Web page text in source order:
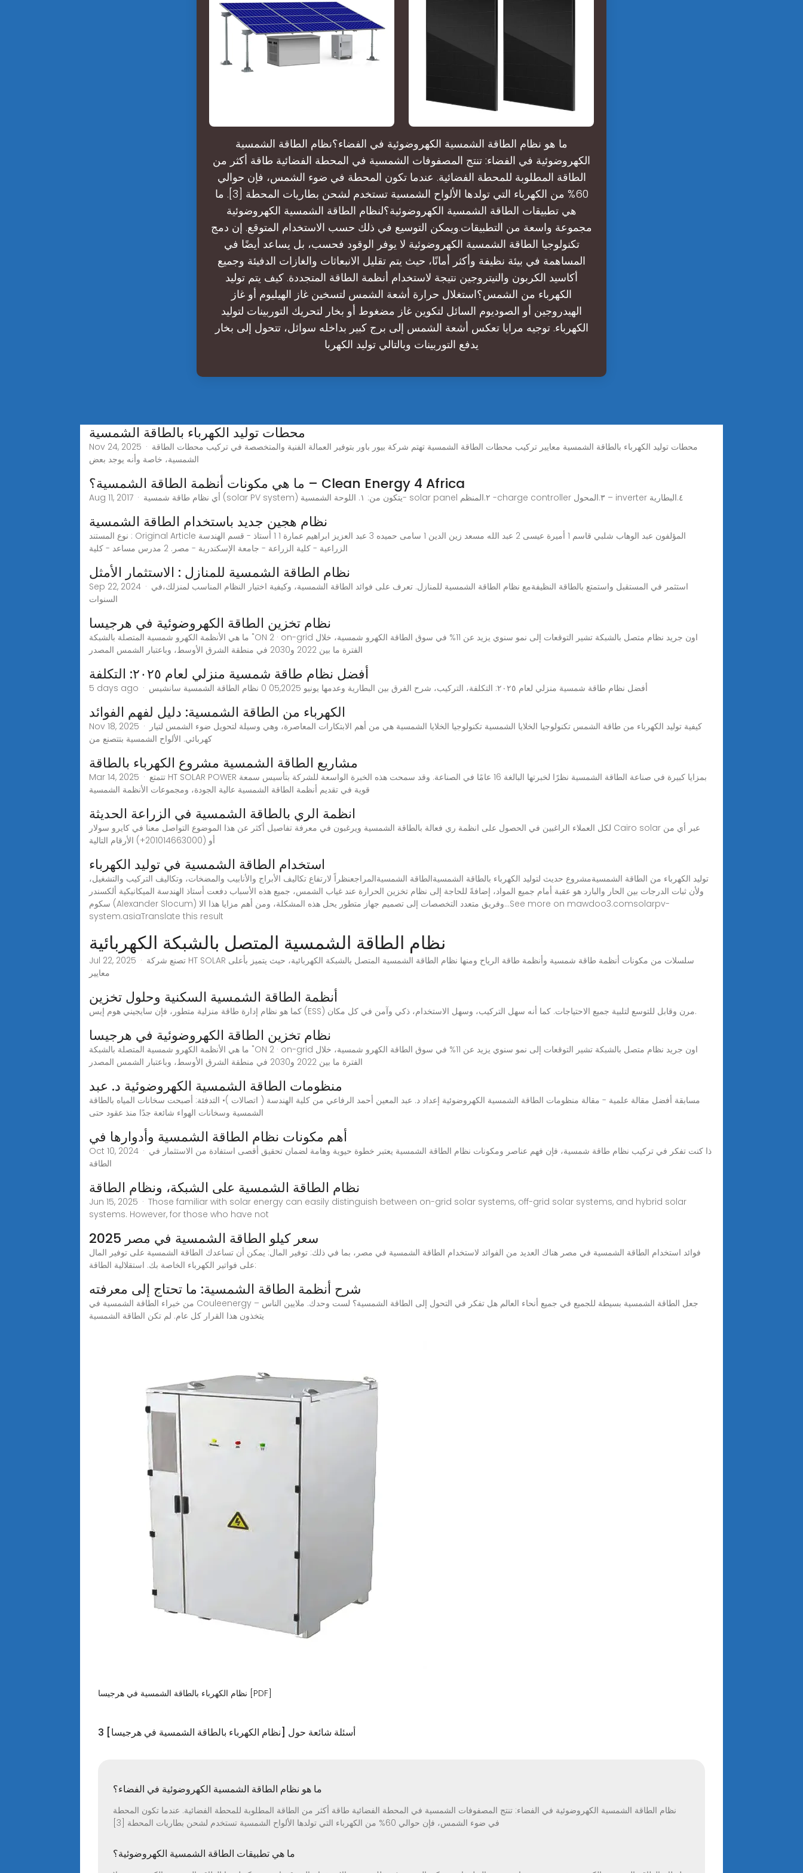
ما هو نظام الطاقة الشمسية الكهروضوئية في الفضاء؟نظام الطاقة الشمسية
الكهروضوئية في الفضاء: تنتج المصفوفات الشمسية في المحطة الفضائية طاقة أكثر من
الطاقة المطلوبة للمحطة الفضائية. عندما تكون المحطة في ضوء الشمس، فإن حوالي
60% من الكهرباء التي تولدها الألواح الشمسية تستخدم لشحن بطاريات المحطة [3]. ما
هي تطبيقات الطاقة الشمسية الكهروضوئية؟لنظام الطاقة الشمسية الكهروضوئية
مجموعة واسعة من التطبيقات.ويمكن التوسيع في ذلك حسب الاستخدام المتوقع. إن دمج
تكنولوجيا الطاقة الشمسية الكهروضوئية لا يوفر الوقود فحسب، بل يساعد أيضًا في
المساهمة في بيئة نظيفة وأكثر أمانًا، حيث يتم تقليل الانبعاثات والغازات الدفيئة وجميع
أكاسيد الكربون والنيتروجين نتيجة لاستخدام أنظمة الطاقة المتجددة. كيف يتم توليد
الكهرباء من الشمس؟استغلال حرارة أشعة الشمس لتسخين غاز الهيليوم أو غاز
الهيدروجين أو الصوديوم السائل لتكوين غاز مضغوط أو بخار لتحريك التوربينات لتوليد
الكهرباء. توجيه مرايا تعكس أشعة الشمس إلى برج كبير بداخله سوائل، تتحول إلى بخار
يدفع التوربينات وبالتالي توليد الكهربا
محطات توليد الكهرباء بالطاقة الشمسية
Nov 24, 2025 · محطات توليد الكهرباء بالطاقة الشمسية معايير تركيب محطات الطاقة الشمسية تهتم شركة بيور باور بتوفير العمالة الفنية والمتخصصة في تركيب محطات الطاقة
الشمسية، خاصة وأنه يوجد بعض
ما هي مكونات أنظمة الطاقة الشمسية؟ – Clean Energy 4 Africa
Aug 11, 2017 · أي نظام طاقة شمسية (solar PV system) يتكون من: ١. اللوحة الشمسية- solar panel ٢.المنظم -charge controller ٣.المحول – inverter ٤.البطارية
نظام هجين جديد باستخدام الطاقة الشمسية
نوع المستند : Original Article المؤلفون عبد الوهاب شلبي قاسم 1 أميرة عيسى 2 عبد الله مسعد زين الدين 1 سامى حمیده 3 عبد العزيز ابراهيم عمارة 1 1 أستاذ - قسم الهندسة
الزراعية - كلية الزراعة - جامعة الإسكندرية - مصر. 2 مدرس مساعد - كلية
نظام الطاقة الشمسية للمنازل : الاستثمار الأمثل
Sep 22, 2024 · استثمر في المستقبل واستمتع بالطاقة النظيفةمع نظام الطاقة الشمسية للمنازل. تعرف على فوائد الطاقة الشمسية، وكيفية اختيار النظام المناسب لمنزلك،في
السنوات
نظام تخزين الطاقة الكهروضوئية في هرجيسا
ما هي الأنظمة الكهرو شمسية المتصلة بالشبكة "ON 2 · on-grid اون جريد نظام متصل بالشبكة تشير التوقعات إلى نمو سنوي يزيد عن 11% في سوق الطاقة الكهرو شمسية، خلال
الفترة ما بين 2022 و2030 في منطقة الشرق الأوسط، وباعتبار الشمس المصدر
أفضل نظام طاقة شمسية منزلي لعام ٢٠٢٥: التكلفة
5 days ago · أفضل نظام طاقة شمسية منزلي لعام ٢٠٢٥: التكلفة، التركيب، شرح الفرق بين البطارية وعدمها يونيو 05,2025 0 نظام الطاقة الشمسية سانشيس
الكهرباء من الطاقة الشمسية: دليل لفهم الفوائد
Nov 18, 2025 · كيفية توليد الكهرباء من طاقة الشمس تكنولوجيا الخلايا الشمسية تكنولوجيا الخلايا الشمسية هي من أهم الابتكارات المعاصرة، وهي وسيلة لتحويل ضوء الشمس لتيار
كهربائي. الألواح الشمسية بتتصنع من
مشاريع الطاقة الشمسية مشروع الكهرباء بالطاقة
Mar 14, 2025 · تتمتع HT SOLAR POWER بمزايا كبيرة في صناعة الطاقة الشمسية نظرًا لخبرتها البالغة 16 عامًا في الصناعة. وقد سمحت هذه الخبرة الواسعة للشركة بتأسيس سمعة
قوية في تقديم أنظمة الطاقة الشمسية عالية الجودة، ومجموعات الأنظمة الشمسية
انظمة الري بالطاقة الشمسية في الزراعة الحديثة
لكل العملاء الراغبين في الحصول على انظمة ري فعالة بالطاقة الشمسية ويرغبون في معرفة تفاصيل أكثر عن هذا الموضوع التواصل معنا في كايرو سولار Cairo solar عبر أي من
الأرقام التالية (‎+201014663000) أو
استخدام الطاقة الشمسية في توليد الكهرباء
توليد الكهرباء من الطاقة الشمسيةمشروع حديث لتوليد الكهرباء بالطاقة الشمسيةالطاقة الشمسيةالمراجعنظراً لارتفاع تكاليف الأبراج والأنابيب والمضخات، وتكاليف التركيب والتشغيل،
ولأن ثبات الدرجات بين الحار والبارد هو عقبة أمام جميع المواد، إضافةً للحاجة إلى نظام تخزين الحرارة عند غياب الشمس، جميع هذه الأسباب دفعت أستاذ الهندسة الميكانيكية ألكسندر
سكوم (Alexander Slocum) وفريق متعدد التخصصات إلى تصميم جهاز متطور يحل هذه المشكلة، ومن أهم مزايا هذا الا...See more on mawdoo3.comsolarpv-
system.asiaTranslate this result
نظام الطاقة الشمسية المتصل بالشبكة الكهربائية
Jul 22, 2025 · تصنع شركة HT SOLAR سلسلات من مكونات أنظمة طاقة شمسية وأنظمة طاقة الرياح ومنها نظام الطاقة الشمسية المتصل بالشبكة الكهربائية، حيث يتميز بأعلى
معايير
أنظمة الطاقة الشمسية السكنية وحلول تخزين
كما هو نظام إدارة طاقة منزلية متطور، فإن سايجيني هوم إيس (ESS) مرن وقابل للتوسع لتلبية جميع الاحتياجات. كما أنه سهل التركيب، وسهل الاستخدام، ذكي وآمن في كل مكان.
نظام تخزين الطاقة الكهروضوئية في هرجيسا
ما هي الأنظمة الكهرو شمسية المتصلة بالشبكة "ON 2 · on-grid اون جريد نظام متصل بالشبكة تشير التوقعات إلى نمو سنوي يزيد عن 11% في سوق الطاقة الكهرو شمسية، خلال
الفترة ما بين 2022 و2030 في منطقة الشرق الأوسط، وباعتبار الشمس المصدر
منظومات الطاقة الشمسية الكهروضوئية د. عبد
مسابقة أفضل مقالة علمية - مقالة منظومات الطاقة الشمسية الكهروضوئية إعداد د. عبد المعين أحمد الرفاعي من كلية الهندسة ( اتصالات )• التدفئة: أصبحت سخانات المياه بالطاقة
الشمسية وسخانات الهواء شائعة جدًا منذ عقود حتى
أهم مكونات نظام الطاقة الشمسية وأدوارها في
Oct 10, 2024 · ذا كنت تفكر في تركيب نظام طاقة شمسية، فإن فهم عناصر ومكونات نظام الطاقة الشمسية يعتبر خطوة حيوية وهامة لضمان تحقيق أقصى استفادة من الاستثمار في
الطاقة
نظام الطاقة الشمسية على الشبكة، ونظام الطاقة
Jun 15, 2025 · Those familiar with solar energy can easily distinguish between on-grid solar systems, off-grid solar systems, and hybrid solar
systems. However, for those who have not
سعر كيلو الطاقة الشمسية في مصر 2025
فوائد استخدام الطاقة الشمسية في مصر هناك العديد من الفوائد لاستخدام الطاقة الشمسية في مصر، بما في ذلك: توفير المال: يمكن أن تساعدك الطاقة الشمسية على توفير المال
على فواتير الكهرباء الخاصة بك. استقلالية الطاقة:
شرح أنظمة الطاقة الشمسية: ما تحتاج إلى معرفته
من خبراء الطاقة الشمسية في Couleenergy – جعل الطاقة الشمسية بسيطة للجميع في جميع أنحاء العالم هل تفكر في التحول إلى الطاقة الشمسية؟ لست وحدك. ملايين الناس
يتخذون هذا القرار كل عام. لم تكن الطاقة الشمسية
نظام الكهرباء بالطاقة الشمسية في هرجيسا [PDF]
3 أسئلة شائعة حول [نظام الكهرباء بالطاقة الشمسية في هرجيسا]
ما هو نظام الطاقة الشمسية الكهروضوئية في الفضاء؟
نظام الطاقة الشمسية الكهروضوئية في الفضاء: تنتج المصفوفات الشمسية في المحطة الفضائية طاقة أكثر من الطاقة المطلوبة للمحطة الفضائية. عندما تكون المحطة
في ضوء الشمس، فإن حوالي 60% من الكهرباء التي تولدها الألواح الشمسية تستخدم لشحن بطاريات المحطة [3]
ما هي تطبيقات الطاقة الشمسية الكهروضوئية؟